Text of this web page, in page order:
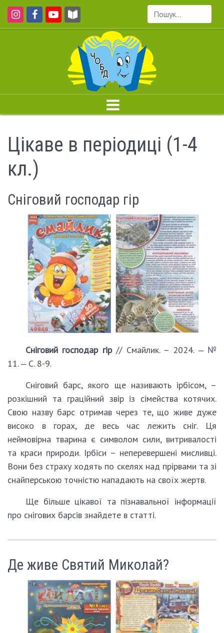
Пошук...
Цікаве в періодиці (1-4
кл.)
Сніговий господар гір
Сніговий господар гір// Смайлик. – 2024. ‒ №
11. ‒ С. 8-9.
Сніговий барс, якого ще називають ірбісом, –
розкішний та граційний звір із сімейства котячих.
Свою назву барс отримав через те, що живе дуже
високо в горах, де весь час лежить сніг. Ця
неймовірна тварина є символом сили, витривалості
та краси природи. Ірбіси – неперевершені мисливці.
Вони без страху ходять по скелях над прірвами та зі
снайперською точністю нападають на своїх жертв.
Ще більше цікавої та пізнавальної інформації
про снігових барсів знайдете в статті.
Де живе Святий Миколай?